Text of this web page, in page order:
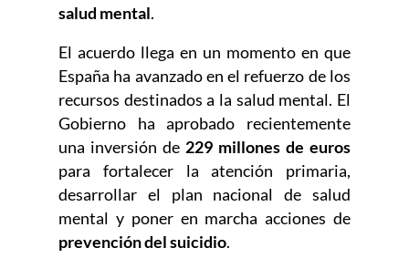
salud mental.
El acuerdo llega en un momento en que
España ha avanzado en el refuerzo de los
recursos destinados a la salud mental. El
Gobierno ha aprobado recientemente
una inversión de 229 millones de euros
para fortalecer la atención primaria,
desarrollar el plan nacional de salud
mental y poner en marcha acciones de
prevención del suicidio.